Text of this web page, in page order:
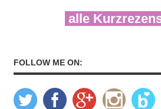
alle
FOLLOW ME ON: